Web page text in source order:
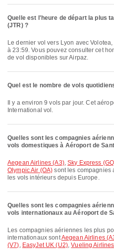
Quelle est l'heure de départ la plus
(JTR) ?
Le dernier vol vers Lyon avec Volotea, portant le code de vol V72499, part
à 23:59. Vous pouvez consulter cet
de vol disponibles sur Airpaz.
Quel est le nombre de vols
International vol.
Quelles sont les compagnies
vols domestiques à Aéroport de
Aegean Airlines (A3),Sky Express
Olympic Air (OA) sont les compagnies
les vols intérieurs depuis Europe.
Quelles sont les compagnies
vols internationaux au Aéroport de
Les compagnies aériennes les plus populaires pour les vols
internationaux sontAegean Airlines
(V7), EasyJet UK (U2),Vueling